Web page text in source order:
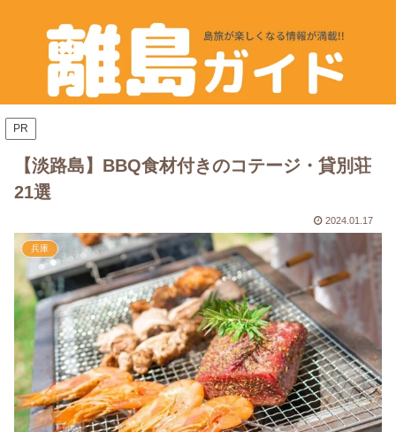
PR
【淡路島】BBQ食材付きのコテージ・貸別荘
21選
2024.01.17
兵庫